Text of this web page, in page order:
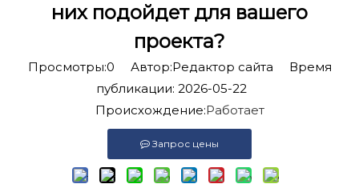
них подойдет для вашего
проекта?
Просмотры:0 Автор:Pедактор сайта Время
публикации: 2026-05-22
Происхождение:Работает
Запрос цены